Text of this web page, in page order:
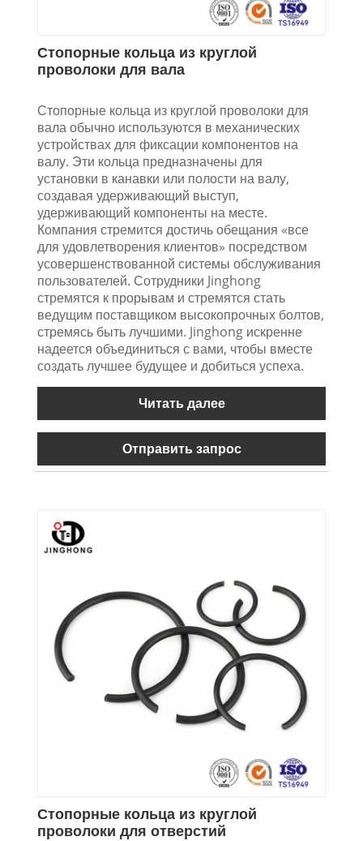
Стопорные кольца из круглой
проволоки для вала
Стопорные кольца из круглой проволоки для
вала обычно используются в механических
устройствах для фиксации компонентов на
валу. Эти кольца предназначены для
установки в канавки или полости на валу,
создавая удерживающий выступ,
удерживающий компоненты на месте.
Компания стремится достичь обещания «все
для удовлетворения клиентов» посредством
усовершенствованной системы обслуживания
пользователей. Сотрудники Jinghong
стремятся к прорывам и стремятся стать
ведущим поставщиком высокопрочных болтов,
стремясь быть лучшими. Jinghong искренне
надеется объединиться с вами, чтобы вместе
создать лучшее будущее и добиться успеха.
Читать далее
Отправить запрос
Стопорные кольца из круглой
проволоки для отверстий